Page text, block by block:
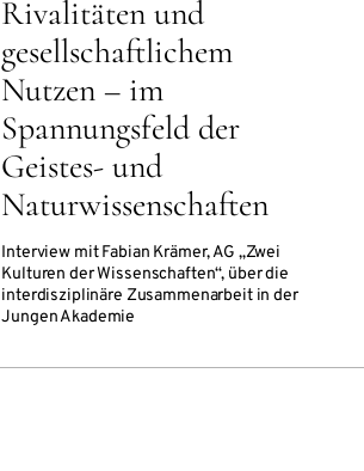
Rivalitäten und
gesellschaftlichem
Nutzen – im
Spannungsfeld der
Geistes- und
Naturwissenschaften
Interview mit Fabian Krämer, AG „Zwei
Kulturen der Wissenschaften“, über die
interdisziplinäre Zusammenarbeit in der
Jungen Akademie